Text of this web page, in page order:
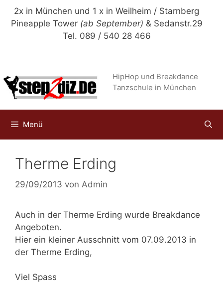
Zum
Inhalt
2x in München und 1 x in Weilheim / Starnberg
Pineapple Tower (ab September) & Sedanstr.29
Tel. 089 / 540 28 466
HipHop und Breakdance
Tanzschule in München
Menü
Therme Erding
29/09/2013 von Admin
Auch in der Therme Erding wurde Breakdance
Angeboten.
Hier ein kleiner Ausschnitt vom 07.09.2013 in
der Therme Erding,
Viel Spass